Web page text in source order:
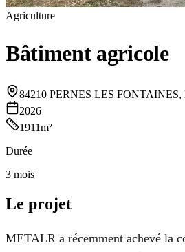
Agriculture
Bâtiment agricole
84210 PERNES LES FONTAINES,
2026
1911m²
Durée
3 mois
Le projet
METALR a récemment achevé la